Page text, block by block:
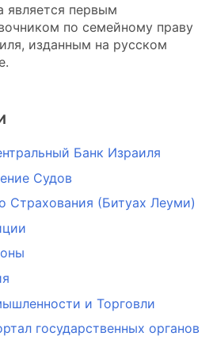
является первым
по семейному праву
изданным на русском
Банк Израиля
Судов
Страхования (Битуах Леуми)
и Торговли
государственных органов